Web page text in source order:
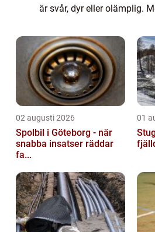
är svår, dyr eller olämplig.
trädgårdar, vattendrag och
02 augusti 2026
Spolbil i Göteborg - när
snabba insatser räddar
fa...
01